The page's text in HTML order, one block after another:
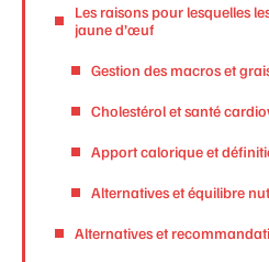
Les raisons pour lesquelles
jaune d’œuf
Gestion des macros et
Cholestérol et santé
Apport calorique et
Alternatives et équilibre
Alternatives et